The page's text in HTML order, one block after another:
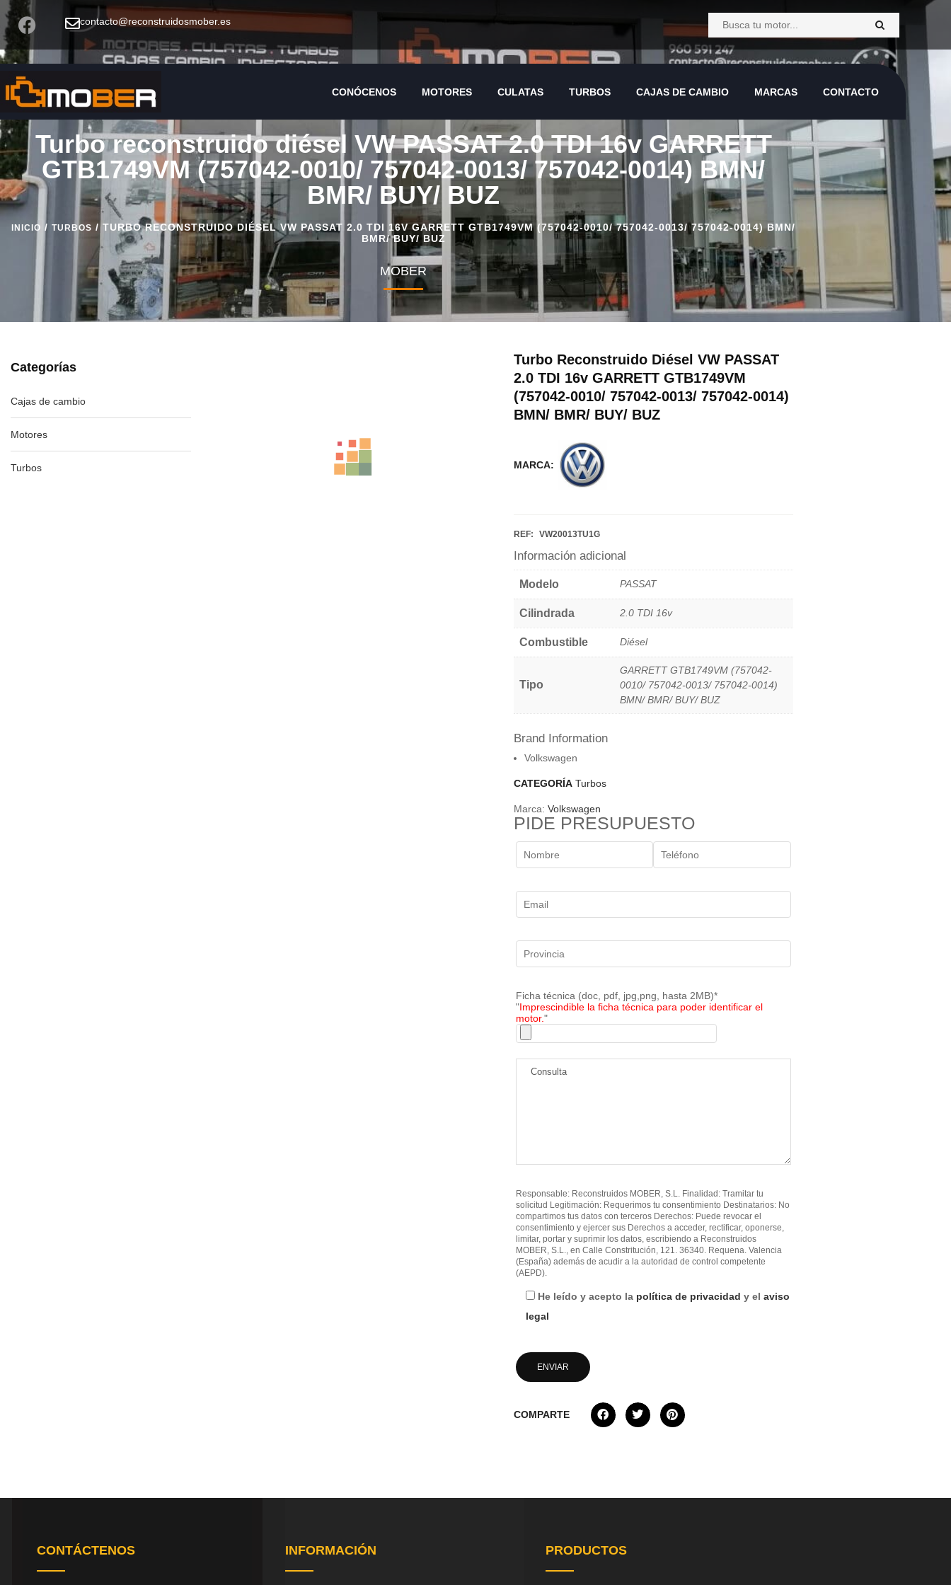
contacto@reconstruidosmober.es
CONÓCENOS MOTORES CULATAS TURBOS CAJAS DE CAMBIO MARCAS CONTACTO
CONÓCENOS
Turbo reconstruido diésel VW PASSAT 2.0 TDI 16v GARRETT
GTB1749VM (757042-0010/ 757042-0013/ 757042-0014) BMN/
BMR/ BUY/ BUZ
INICIO / TURBOS / TURBO RECONSTRUIDO DIÉSEL VW PASSAT 2.0 TDI 16V GARRETT GTB1749VM (757042-0010/ 757042-0013/ 757042-0014) BMN/
BMR/ BUY/ BUZ
MOBER
Categorías
Cajas de cambio
Motores
Turbos
Turbo Reconstruido Diésel VW PASSAT
2.0 TDI 16v GARRETT GTB1749VM
(757042-0010/ 757042-0013/ 757042-0014)
BMN/ BMR/ BUY/ BUZ
MARCA:
REF: VW20013TU1G
Información adicional
Modelo PASSAT
Cilindrada 2.0 TDI 16v
Combustible Diésel
Tipo
GARRETT GTB1749VM (757042-
0010/ 757042-0013/ 757042-0014)
BMN/ BMR/ BUY/ BUZ
Brand Information
Volkswagen
CATEGORÍA Turbos
Marca: Volkswagen
PIDE PRESUPUESTO
Ficha técnica (doc, pdf, jpg,png, hasta 2MB)*
"Imprescindible la ficha técnica para poder identificar el
motor."
Responsable: Reconstruidos MOBER, S.L. Finalidad: Tramitar tu
solicitud Legitimación: Requerimos tu consentimiento Destinatarios: No
compartimos tus datos con terceros Derechos: Puede revocar el
consentimiento y ejercer sus Derechos a acceder, rectificar, oponerse,
limitar, portar y suprimir los datos, escribiendo a Reconstruidos
MOBER, S.L., en Calle Constritución, 121. 36340. Requena. Valencia
(España) además de acudir a la autoridad de control competente
(AEPD).
He leído y acepto la política de privacidad y el aviso
legal
COMPARTE
CONTÁCTENOS INFORMACIÓN PRODUCTOS